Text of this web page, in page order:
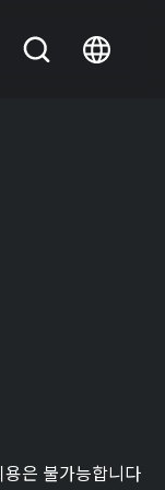
은 불가능합니다